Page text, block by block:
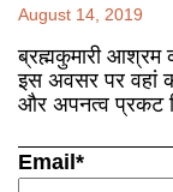
August 14, 2019
ब्रह्मकुमारी आश्रम
इस अवसर पर वहां
और अपनत्व प्रकट
Email*